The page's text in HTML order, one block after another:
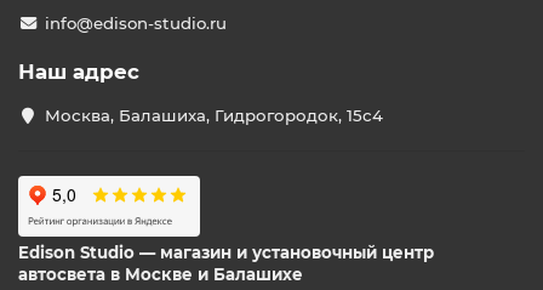
info@edison-studio.ru
Наш адрес
Москва, Балашиха, Гидрогородок, 15с4
Edison Studio — магазин и установочный центр
автосвета в Москве и Балашихе